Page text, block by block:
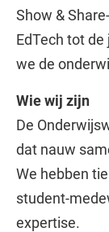
Show &
EdTech tot
we de
Wie wij zijn
De
dat nauw
We hebben
student-
expertise.